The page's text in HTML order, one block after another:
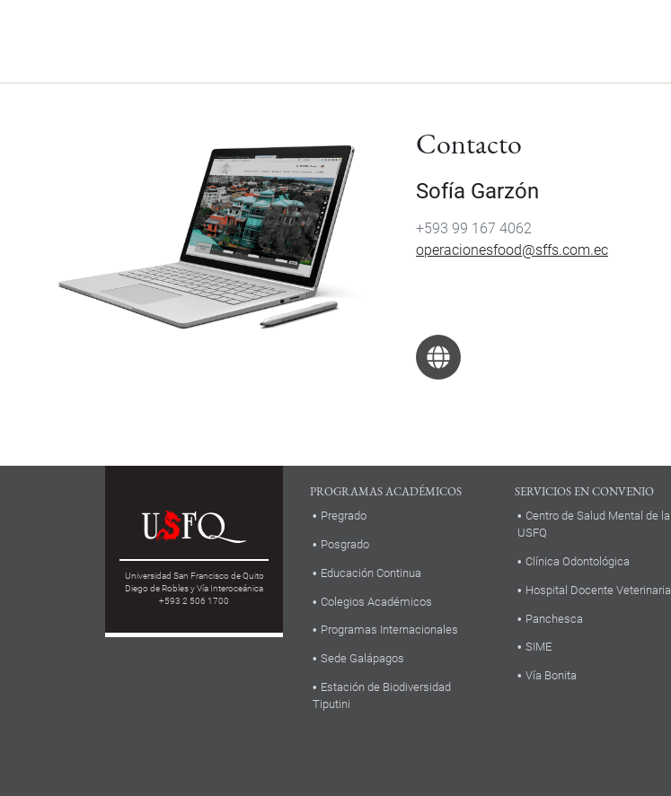
Contacto
Sofía Garzón
+593 99 167 4062
operacionesfood@sffs.com.ec
Universidad San Francisco de Quito
Diego de Robles y Vía Interoceánica
+593 2 506 1700
PROGRAMAS ACADÉMICOS
Pregrado
Posgrado
Educación Continua
Colegios Académicos
Programas Internacionales
Sede Galápagos
Estación de Biodiversidad
Tiputini
SERVICIOS EN CONVENIO
Centro de Salud Mental de la
USFQ
Clínica Odontológica
Hospital Docente Veterinaria
Panchesca
SIME
Vía Bonita